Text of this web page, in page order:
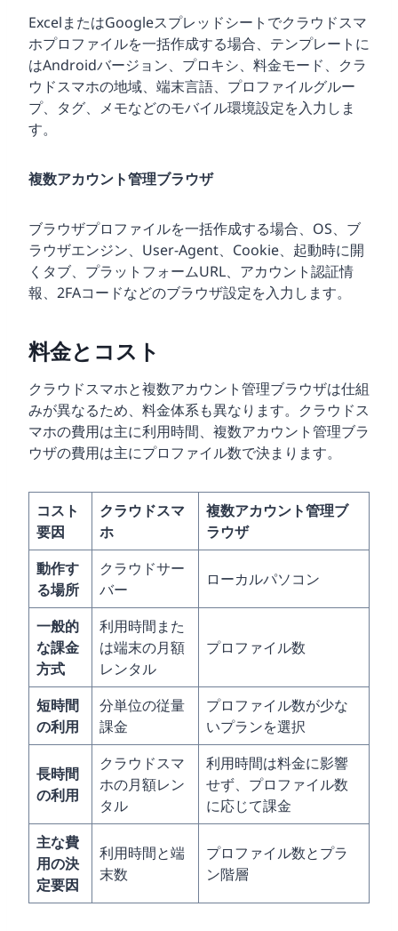
ExcelまたはGoogleスプレッドシートでクラウドスマ
ホプロファイルを一括作成する場合、テンプレートに
はAndroidバージョン、プロキシ、料金モード、クラ
ウドスマホの地域、端末言語、プロファイルグルー
プ、タグ、メモなどのモバイル環境設定を入力しま
す。
複数アカウント管理ブラウザ
ブラウザプロファイルを一括作成する場合、OS、ブ
ラウザエンジン、User-Agent、Cookie、起動時に開
くタブ、プラットフォームURL、アカウント認証情
報、2FAコードなどのブラウザ設定を入力します。
料金とコスト
クラウドスマホと複数アカウント管理ブラウザは仕組
みが異なるため、料金体系も異なります。クラウドス
マホの費用は主に利用時間、複数アカウント管理ブラ
ウザの費用は主にプロファイル数で決まります。
コスト
要因
クラウドスマ
ホ
複数アカウント管理ブ
ラウザ
動作す
る場所
クラウドサー
バー
ローカルパソコン
一般的
な課金
方式
利用時間また
は端末の月額
レンタル
プロファイル数
短時間
の利用
分単位の従量
課金
プロファイル数が少な
いプランを選択
長時間
の利用
クラウドスマ
ホの月額レン
タル
利用時間は料金に影響
せず、プロファイル数
に応じて課金
主な費
用の決
定要因
利用時間と端
末数
プロファイル数とプラ
ン階層